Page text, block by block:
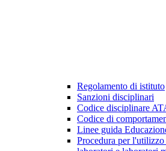
Regolamento di istituto
Sanzioni disciplinari
Codice disciplinare
Codice di
Linee guida
Procedura per